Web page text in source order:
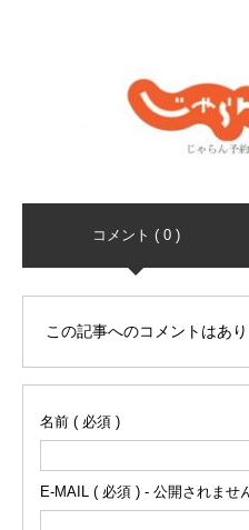
コメント ( 0 )
この記事へのコメントはあり
名前 ( 必須 )
E-MAIL ( 必須 ) - 公開されませ